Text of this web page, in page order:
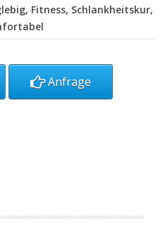
Fitness, Schlankheitskur,
Anfrage